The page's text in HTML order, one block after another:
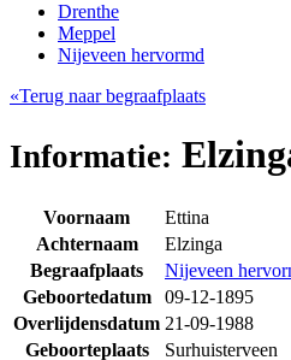
Drenthe
Meppel
Nijeveen hervormd
«Terug naar begraafplaats
Informatie:
Voornaam
Ettina
Achternaam
Elzinga
Begraafplaats
Nijeveen
Geboortedatum
09-12-1895
Overlijdensdatum 21-09-1988
Geboorteplaats
Surhuisterveen